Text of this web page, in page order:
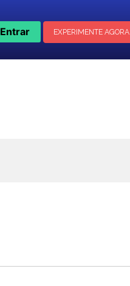
Entrar EXPERIMENTE AGORA